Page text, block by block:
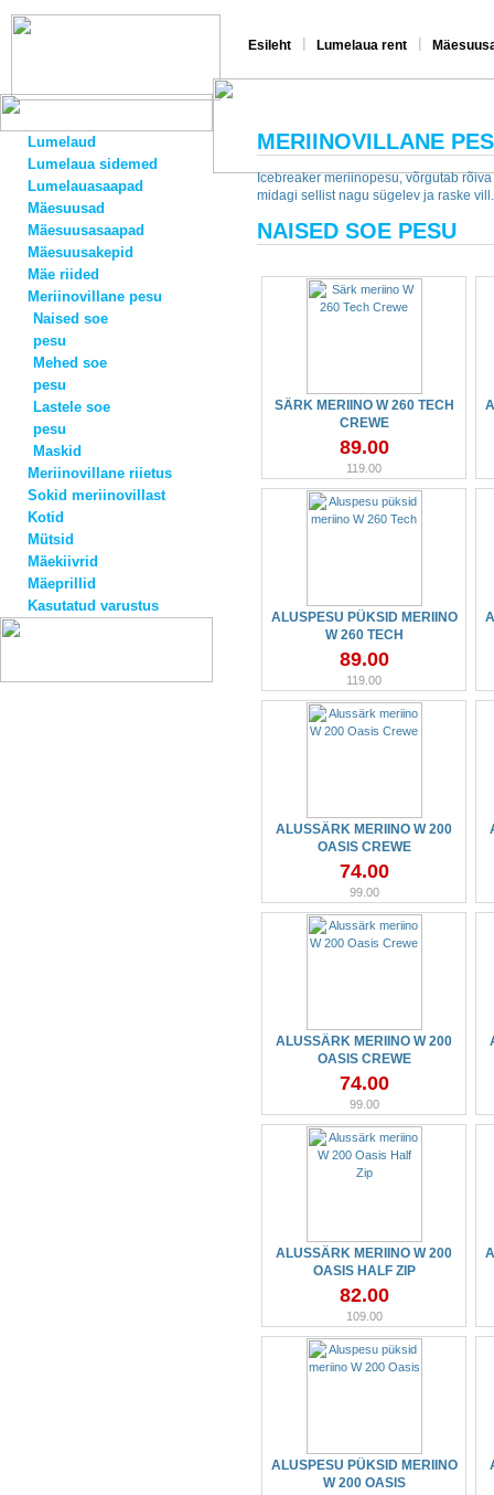
Esileht Lumelaua rent
Lumelaud
Lumelaua sidemed
Lumelauasaapad
Mäesuusad
Mäesuusasaapad
Mäesuusakepid
Mäe riided
Meriinovillane pesu
Naised soe
pesu
Mehed soe
pesu
Lastele soe
pesu
Maskid
Meriinovillane riietus
Sokid meriinovillast
Kotid
Mütsid
Mäekiivrid
Mäeprillid
Kasutatud varustus
MERIINOVILLANE
Icebreaker meriinopesu, võrgutab
midagi sellist nagu sügelev ja raske vill.
NAISED SOE PESU
SÄRK MERIINO W 260 TECH
CREWE
89.00
119.00
ALUSPESU PÜKSID MERIINO
W 260 TECH
89.00
119.00
ALUSSÄRK MERIINO W 200
OASIS CREWE
74.00
99.00
ALUSSÄRK MERIINO W 200
OASIS CREWE
74.00
99.00
ALUSSÄRK MERIINO W 200
OASIS HALF ZIP
82.00
109.00
ALUSPESU PÜKSID MERIINO
W 200 OASIS